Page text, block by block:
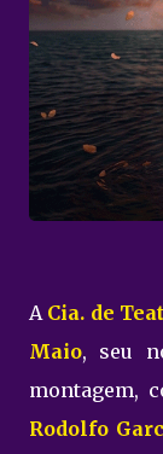
A Cia. de
Maio, seu
montagem,
Rodolfo